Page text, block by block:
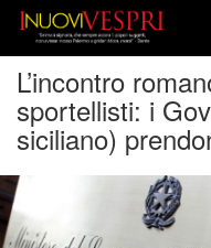
L’incontro
sportellisti: i
siciliano)